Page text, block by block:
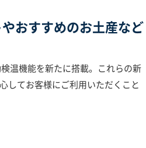
おすすめのお土産など
温機能を新たに搭載。これらの新
してお客様にご利用いただくこと